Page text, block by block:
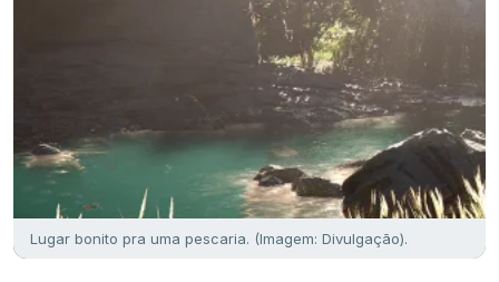
Lugar bonito pra uma pescaria. (Imagem: Divulgação).